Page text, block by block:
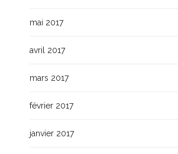
mai 2017
avril 2017
mars 2017
février 2017
janvier 2017